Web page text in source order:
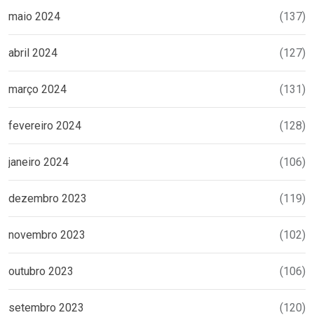
maio 2024 (137)
abril 2024 (127)
março 2024 (131)
fevereiro 2024 (128)
janeiro 2024 (106)
dezembro 2023 (119)
novembro 2023 (102)
outubro 2023 (106)
setembro 2023 (120)